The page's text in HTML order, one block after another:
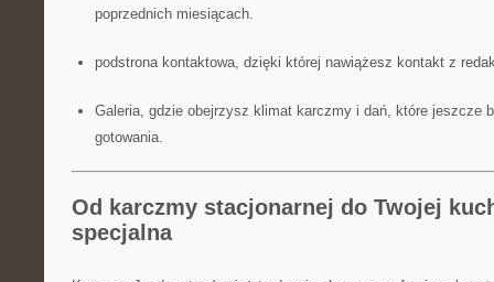
poprzednich miesiącach.
podstrona kontaktowa, dzięki której nawiążesz kontakt z
Galeria, gdzie obejrzysz klimat karczmy i dań, które jeszcze
gotowania.
Od karczmy stacjonarnej do Twojej
specjalna